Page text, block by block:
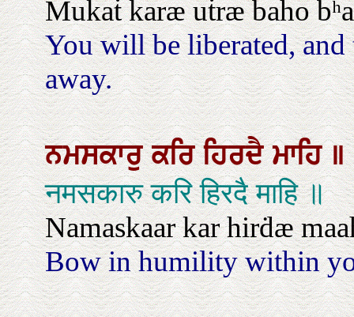
Mukaṫ karæ uṫræ baho
You will be liberated,
away.
ਨਮਸਕਾਰੁਕਰਿਹਿਰਦੈਮਾਹਿ॥
नमसकारु करि हिरदै माहि ॥
Namaskaar kar hirḋæ
Bow in humility within